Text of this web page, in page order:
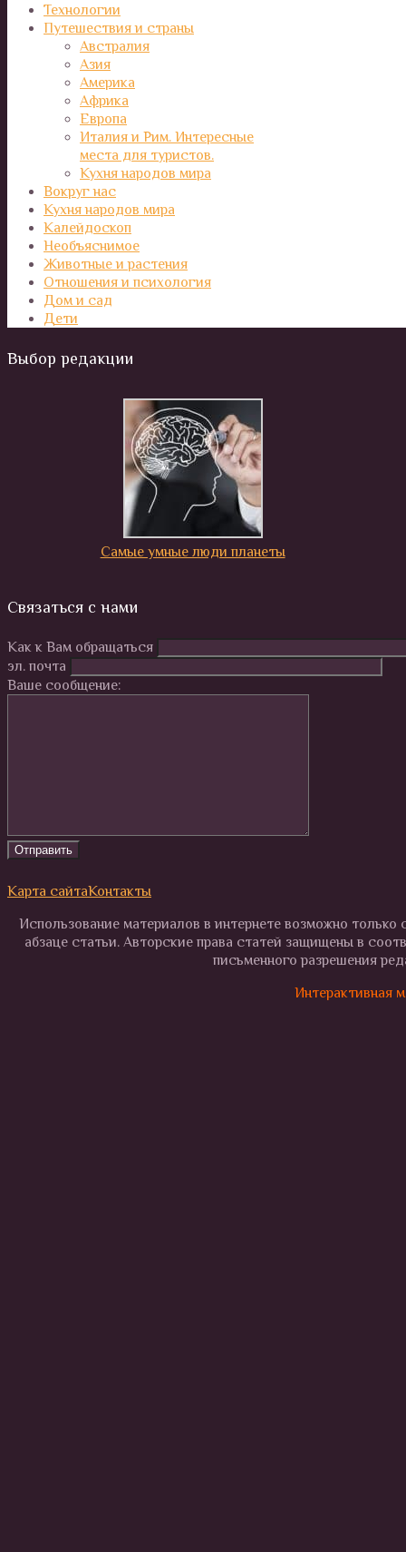
Технологии
Путешествия и страны
Австралия
Азия
Америка
Африка
Европа
Италия и Рим. Интересные
места для туристов.
Кухня народов мира
Вокруг нас
Кухня народов мира
Калейдоскоп
Необъяснимое
Животные и растения
Отношения и психология
Дом и сад
Дети
Выбор редакции
Самые умные люди планеты
Связаться с нами
Как к Вам обращаться
эл. почта
Ваше сообщение:
Карта сайтаКонтакты
Использование материалов в интернете возможно
абзаце статьи. Авторские права статей защищены в
письменного разрешения
Интерактивная